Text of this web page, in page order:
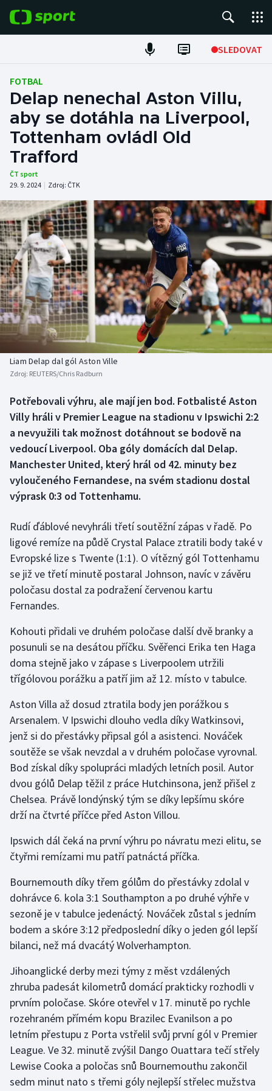
SLEDOVAT
Fotbal
Hokej
Tenis
Atletika
DALŠÍ SPORTY
Americký fotbal
Baseball a softbal
Basketbal
Biatlon
Boby a skeleton
Box
Curling
Florbal
Golf
Gymnastika
Házená
Jezdectví
Judo
Lezení
Lyže a snowboard
Moderní pětiboj
Motorsport
Olympijské hry
Plavání
Plážový volejbal
Ragby
Rychlobruslení
Rychlostní kanoistika
Short track
Sportovní střelba
NEPŘEHLÉDNĚTE
Soutěže
Historické návraty
Aplikace ČT sport
AZ kvíz
FOTBAL
Delap nenechal Aston Villu,
aby se dotáhla na Liverpool,
Tottenham ovládl Old
Trafford
ČT sport
29. 9. 2024 | Zdroj: ČTK
Liam Delap dal gól Aston Ville
Zdroj: REUTERS/Chris Radburn
Potřebovali výhru, ale mají jen bod. Fotbalisté Aston
Villy hráli v Premier League na stadionu v Ipswichi 2:2
a nevyužili tak možnost dotáhnout se bodově na
vedoucí Liverpool. Oba góly domácích dal Delap.
Manchester United, který hrál od 42. minuty bez
vyloučeného Fernandese, na svém stadionu dostal
výprask 0:3 od Tottenhamu.
Rudí ďáblové nevyhráli třetí soutěžní zápas v řadě. Po
ligové remíze na půdě Crystal Palace ztratili body také v
Evropské lize s Twente (1:1). O vítězný gól Tottenhamu
se již ve třetí minutě postaral Johnson, navíc v závěru
poločasu dostal za podražení červenou kartu
Fernandes.
Kohouti přidali ve druhém poločase další dvě branky a
posunuli se na desátou příčku. Svěřenci Erika ten Haga
doma stejně jako v zápase s Liverpoolem utržili
třígólovou porážku a patří jim až 12. místo v tabulce.
Aston Villa až dosud ztratila body jen porážkou s
Arsenalem. V Ipswichi dlouho vedla díky Watkinsovi,
jenž si do přestávky připsal gól a asistenci. Nováček
soutěže se však nevzdal a v druhém poločase vyrovnal.
Bod získal díky spolupráci mladých letních posil. Autor
dvou gólů Delap těžil z práce Hutchinsona, jenž přišel z
Chelsea. Právě londýnský tým se díky lepšímu skóre
drží na čtvrté příčce před Aston Villou.
Ipswich dál čeká na první výhru po návratu mezi elitu, se
čtyřmi remízami mu patří patnáctá příčka.
Bournemouth díky třem gólům do přestávky zdolal v
dohrávce 6. kola 3:1 Southampton a po druhé výhře v
sezoně je v tabulce jedenáctý. Nováček zůstal s jedním
bodem a skóre 3:12 předposlední díky o jeden gól lepší
bilanci, než má dvacátý Wolverhampton.
Jihoanglické derby mezi týmy z měst vzdálených
zhruba padesát kilometrů domácí prakticky rozhodli v
prvním poločase. Skóre otevřel v 17. minutě po rychle
rozehraném přímém kopu Brazilec Evanilson a po
letním přestupu z Porta vstřelil svůj první gól v Premier
League. Ve 32. minutě zvýšil Dango Ouattara tečí střely
Lewise Cooka a poločas snů Bournemouthu zakončil
sedm minut nato s třemi góly nejlepší střelec mužstva